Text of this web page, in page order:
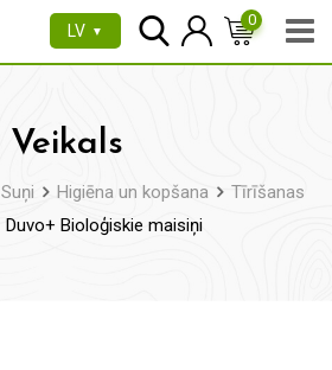
LV ▼
0
Veikals
Suņi Higiēna un kopšana
Tīrīšanas
Duvo+ Bioloģiskie maisiņi